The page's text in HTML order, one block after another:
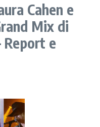
Cahen e
Mix di
Report e